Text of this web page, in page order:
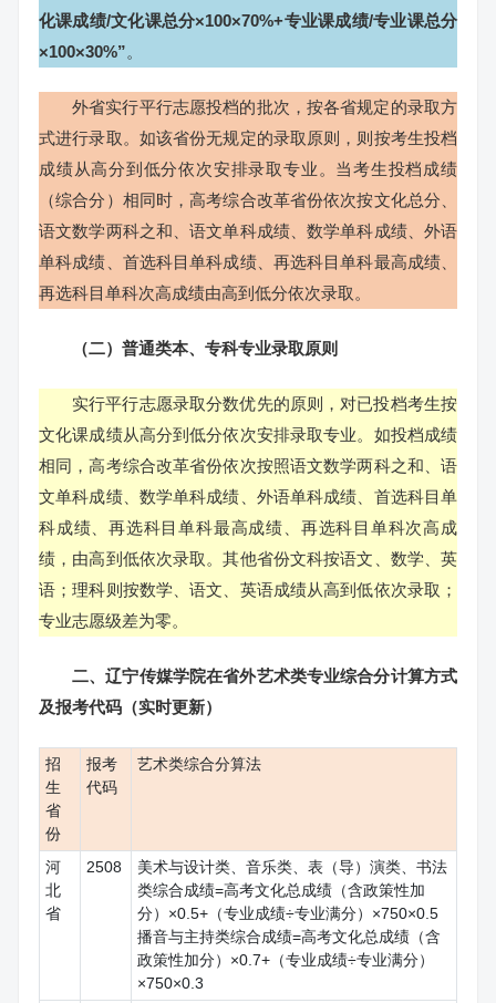
化课成绩/文化课总分×100×70%+专业课成绩/专业课总分
×100×30%”。
外省实行平行志愿投档的批次，按各省规定的录取方
式进行录取。如该省份无规定的录取原则，则按考生投档
成绩从高分到低分依次安排录取专业。当考生投档成绩
（综合分）相同时，高考综合改革省份依次按文化总分、
语文数学两科之和、语文单科成绩、数学单科成绩、外语
单科成绩、首选科目单科成绩、再选科目单科最高成绩、
再选科目单科次高成绩由高到低分依次录取。
（二）普通类本、专科专业录取原则
实行平行志愿录取分数优先的原则，对已投档考生按
文化课成绩从高分到低分依次安排录取专业。如投档成绩
相同，高考综合改革省份依次按照语文数学两科之和、语
文单科成绩、数学单科成绩、外语单科成绩、首选科目单
科成绩、再选科目单科最高成绩、再选科目单科次高成
绩，由高到低依次录取。其他省份文科按语文、数学、英
语；理科则按数学、语文、英语成绩从高到低依次录取；
专业志愿级差为零。
二、辽宁传媒学院在省外艺术类专业综合分计算方式
及报考代码 （实时更新）
招
生
省
份
报考
代码
艺术类综合分算法
河
北
省
2508
美术与设计类、音乐类、表（导）演类、书法
类综合成绩=高考文化总成绩（含政策性加
分）×0.5+（专业成绩÷专业满分）×750×0.5
播音与主持类综合成绩=高考文化总成绩（含
政策性加分）×0.7+（专业成绩÷专业满分）
×750×0.3